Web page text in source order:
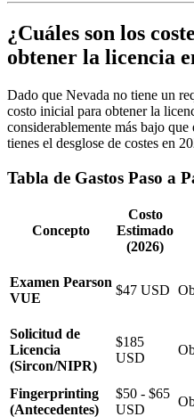
¿Cuáles son los
obtener la licencia
Dado que Nevada no tiene un
costo inicial para obtener la
considerablemente más bajo
tienes el desglose de costes en
Tabla de Gastos Paso a
Concepto
Costo
Estimado
(2026)
Examen Pearson
VUE
$47 USD
Solicitud de
Licencia
(Sircon/NIPR)
$185
USD
Fingerprinting
(Antecedentes)
$50 - $65
USD